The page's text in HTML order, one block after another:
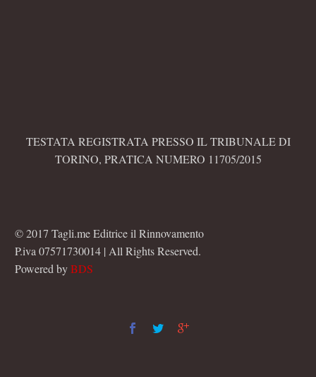
TESTATA REGISTRATA PRESSO IL TRIBUNALE DI
TORINO, PRATICA NUMERO 11705/2015
© 2017 Tagli.me Editrice il Rinnovamento
P.iva 07571730014 | All Rights Reserved.
Powered byBDS